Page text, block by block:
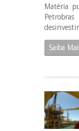
Matéria
Saiba